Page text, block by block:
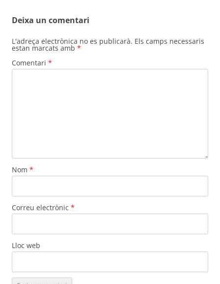
Deixa un comentari
L'adreça electrònica no es publicarà. Els camps necessaris
estan marcats amb *
Comentari *
Nom *
Correu electrònic *
Lloc web